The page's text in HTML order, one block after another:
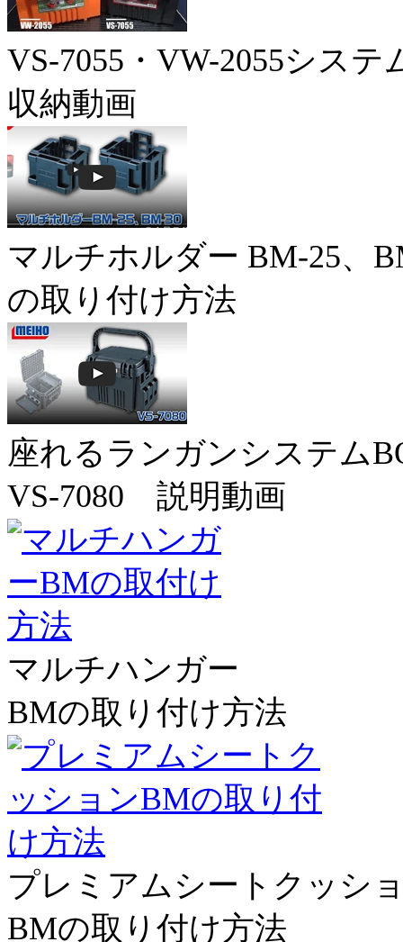
VS-7055・VW-2055システ
収納動画
マルチホルダー BM-25、
の取り付け方法
座れるランガンシステム
VS-7080 説明動画
マルチハンガー
BMの取り付け方法
プレミアムシートクッシ
BMの取り付け方法